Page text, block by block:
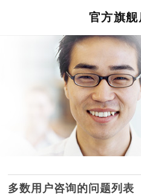
官方旗舰
多数用户咨询的问题列表